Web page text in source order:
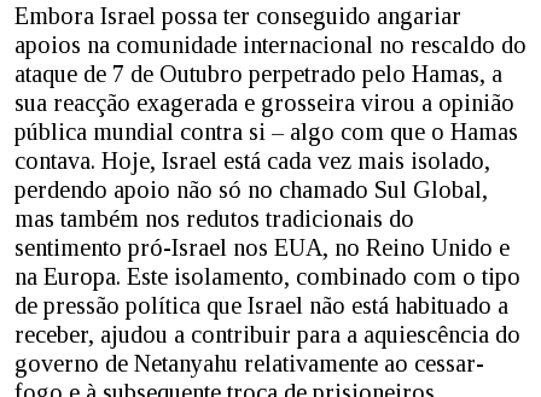
Embora Israel possa ter conseguido angariar
apoios na comunidade internacional no rescaldo do
ataque de 7 de Outubro perpetrado pelo Hamas, a
sua reacção exagerada e grosseira virou a opinião
pública mundial contra si – algo com que o Hamas
contava. Hoje, Israel está cada vez mais isolado,
perdendo apoio não só no chamado Sul Global,
mas também nos redutos tradicionais do
sentimento pró-Israel nos EUA, no Reino Unido e
na Europa. Este isolamento, combinado com o tipo
de pressão política que Israel não está habituado a
receber, ajudou a contribuir para a aquiescência do
governo de Netanyahu relativamente ao cessar-